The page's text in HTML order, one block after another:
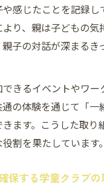
感じたことを記録し
り、親は子どもの気
子の対話が深まるき
きるイベントやワー
の体験を通じて「一
ます。こうした取り
割を果たしています。
保する学童クラブの